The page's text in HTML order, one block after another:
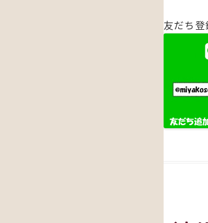
友だち登